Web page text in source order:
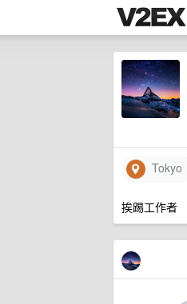
Tokyo
挨踢工作者